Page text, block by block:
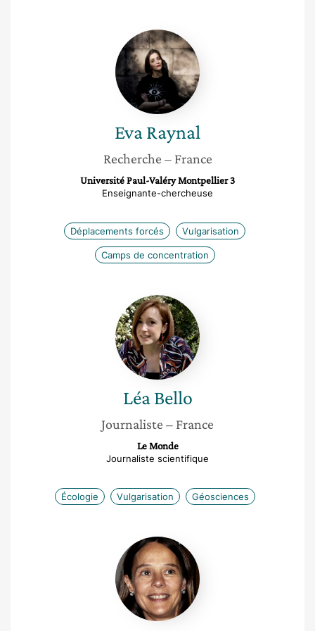
Eva
Raynal
EvaRaynal
Recherche – France
Université Paul-Valéry Montpellier 3
Enseignante-chercheuse
Déplacements forcés Vulgarisation
Camps de concentration
Léa
Bello
Léa Bello
Journaliste – France
Le Monde
Journaliste scientifique
Écologie Vulgarisation Géosciences
Virginie
van
de
Kerchove